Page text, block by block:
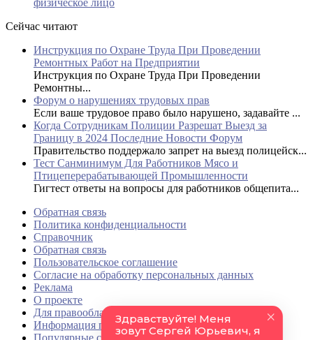
физическое лицо
Сейчас читают
Инструкция по Охране Труда При Проведении
Ремонтных Работ на Предприятии
Инструкция по Охране Труда При Проведении
Ремонтны...
Форум о нарушениях трудовых прав
Если ваше трудовое право было нарушено, задавайте ...
Когда Сотрудникам Полиции Разрешат Выезд за
Границу в 2024 Последние Новости Форум
Правительство поддержало запрет на выезд полицейск...
Тест Санминимум Для Работников Мясо и
Птицеперерабатывающей Промышленности
Гигтест ответы на вопросы для работников общепита...
Обратная связь
Политика конфиденциальности
Справочник
Обратная связь
Пользовательское соглашение
Согласие на обработку персональных данных
Реклама
О проекте
Для правообладателей
Информация по регионам